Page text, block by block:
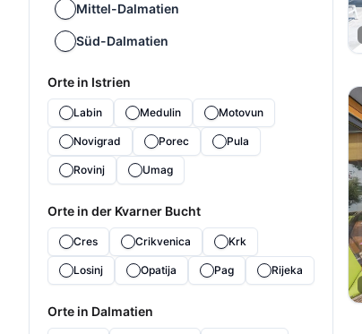
Mittel-Dalmatien
Süd-Dalmatien
Orte in Istrien
Labin Medulin Motovun
Novigrad Porec Pula
Rovinj Umag
Orte in der Kvarner Bucht
Cres Crikvenica Krk
Losinj Opatija Pag Rijeka
Orte in Dalmatien